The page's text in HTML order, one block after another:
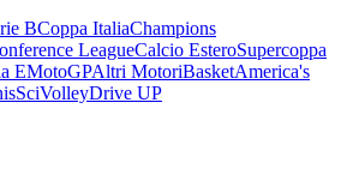
BCoppa ItaliaChampions
LeagueCalcio EsteroSupercoppa
EMotoGPAltri MotoriBasketAmerica's
SciVolleyDrive UP